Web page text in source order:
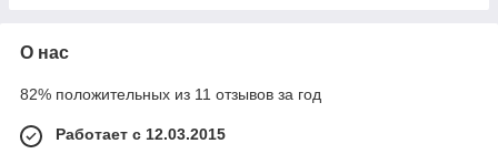
О нас
82% положительных из 11 отзывов за год
Работает с 12.03.2015